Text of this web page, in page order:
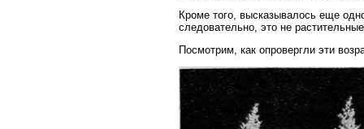
Кроме того, высказывалось еще
следовательно, это не
Посмотрим, как опровергли эти